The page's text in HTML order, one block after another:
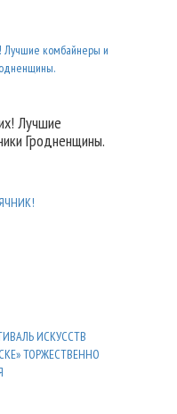
Лучшие
Гродненщины.